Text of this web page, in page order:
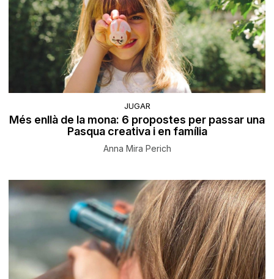
JUGAR
Més enllà de la mona: 6 propostes per passar una
Pasqua creativa i en família
Anna Mira Perich